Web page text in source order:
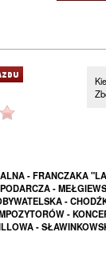
- FRANCZAKA
-
-
-
-